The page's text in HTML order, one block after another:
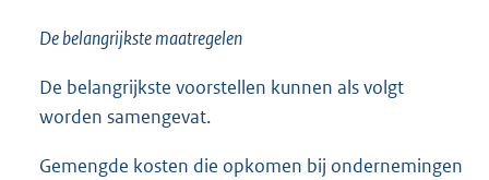
De belangrijkste maatregelen
De belangrijkste voorstellen kunnen als volgt
worden samengevat.
Gemengde kosten die opkomen bij ondernemingen